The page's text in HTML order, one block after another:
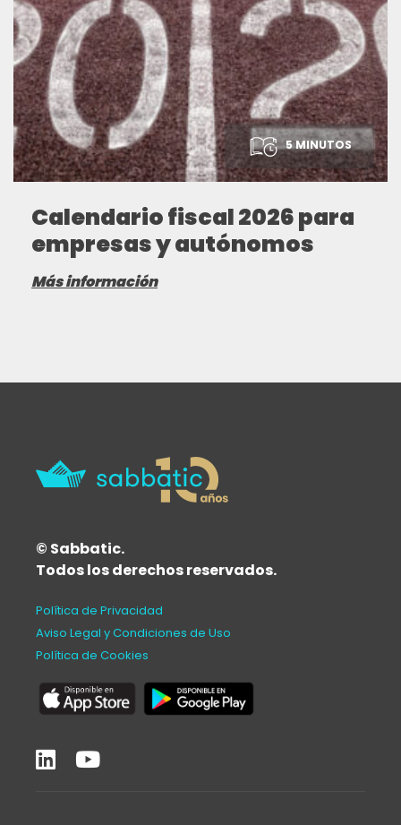
5 MINUTOS
Calendario fiscal 2026 para
empresas y autónomos
Más información
© Sabbatic.
Todos los derechos reservados.
Política de Privacidad
Aviso Legal y Condiciones de Uso
Política de Cookies